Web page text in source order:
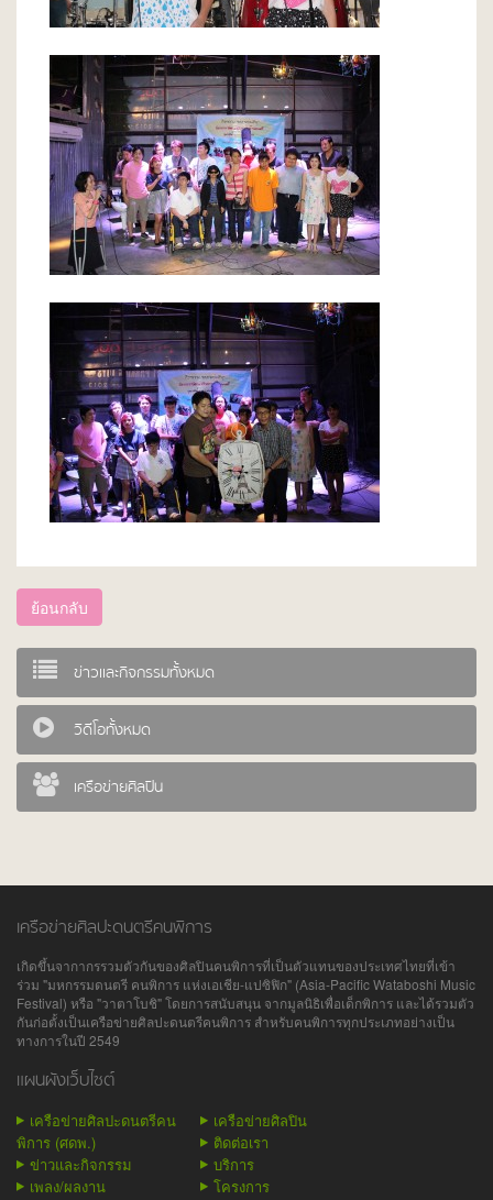
ย้อนกลับ
ข่าวและกิจกรรมทั้งหมด
วิดีโอทั้งหมด
เครือข่ายศิลปิน
เครือข่ายศิลปะดนตรีคนพิการ
เกิดขึ้นจากากรรวมตัวกันของศิลปินคนพิการที่เป็นตัวแทนของประเทศไทยที่เข้า
ร่วม "มหกรรมดนตรี คนพิการ แห่งเอเชีย-แปซิฟิก" (Asia-Pacific Wataboshi Music
Festival) หรือ "วาตาโบชิ" โดยการสนับสนุน จากมูลนิธิเพื่อเด็กพิการ และได้รวมตัว
กันก่อตั้งเป็นเครือข่ายศิลปะดนตรีคนพิการ สำหรับคนพิการทุกประเภทอย่างเป็น
ทางการในปี 2549
แผนผังเว็บไซต์
เครือข่ายศิลปะดนตรีคน
พิการ (ศดพ.)
เครือข่ายศิลปิน
ติดต่อเรา
ข่าวและกิจกรรม
บริการ
เพลง/ผลงาน
โครงการ